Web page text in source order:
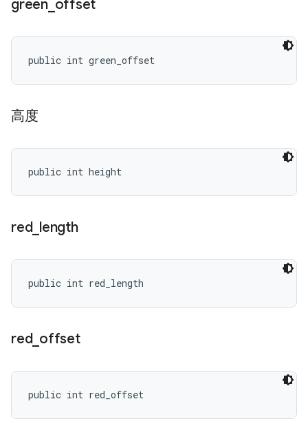
green_ offset
public int green_offset
高度
public int height
red_ length
public int red_length
red_ offset
public int red_offset